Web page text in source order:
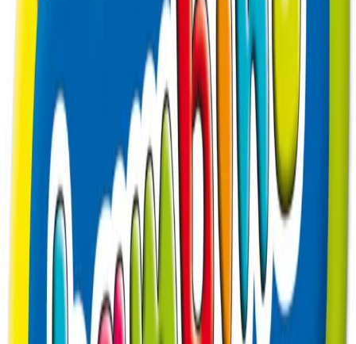
✅
– produkty tworzone są z dbałością
o detale i bezpieczeństwo dzieci.
✅
Tradycja i zaufanie
– to marka, która sprawdziła
się przez lata.
✅
Dbałość o rozwój
– wiele produktów wspiera
kreatywność i zdolności manualne dzieci.
✅
Atrakcyjne wzornictwo
– dzieci chętniej sięgają po
kolorowe przybory z ulubionymi bohaterami.
ST. Majewski w
Wyprawce360.pl
W naszym sklepie znajdziesz szeroki wybór produktów
marki St. Majewski – od kredek i farb po gotowe piórniki i
zeszyty. To idealny wybór zarówno dla uczniów klas 1–3,
jak i starszych